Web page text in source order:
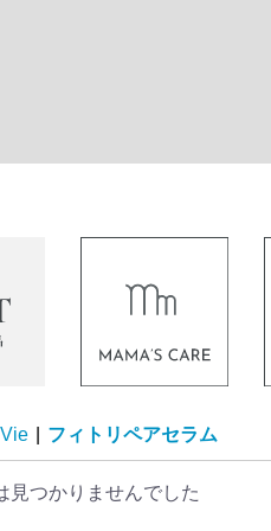
フィトリペアセラム
見つかりませんでした